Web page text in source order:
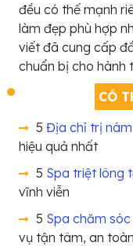
đều có thế mạnh
làm đẹp phù hợp
viết đã cung cấp
chuẩn bị cho hành
CÓ
5 Địa chỉ trị nám
hiệu quả nhất
5 Spa triệt lông
vĩnh viễn
5 Spa chăm sóc
vụ tận tâm, an toàn